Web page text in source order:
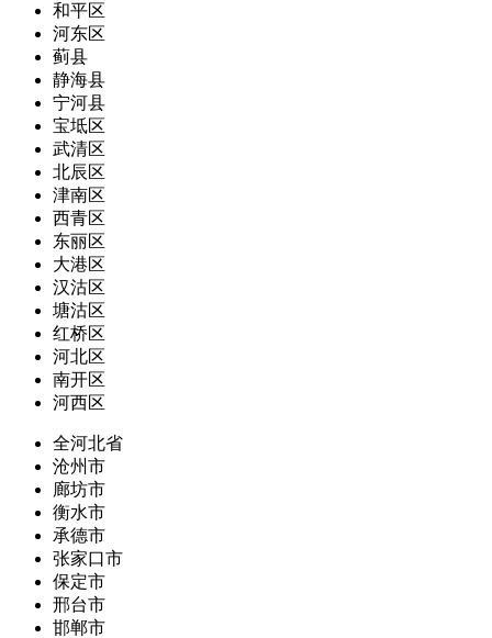
和平区
河东区
蓟县
静海县
宁河县
宝坻区
武清区
北辰区
津南区
西青区
东丽区
大港区
汉沽区
塘沽区
红桥区
河北区
南开区
河西区
全河北省
沧州市
廊坊市
衡水市
承德市
张家口市
保定市
邢台市
邯郸市